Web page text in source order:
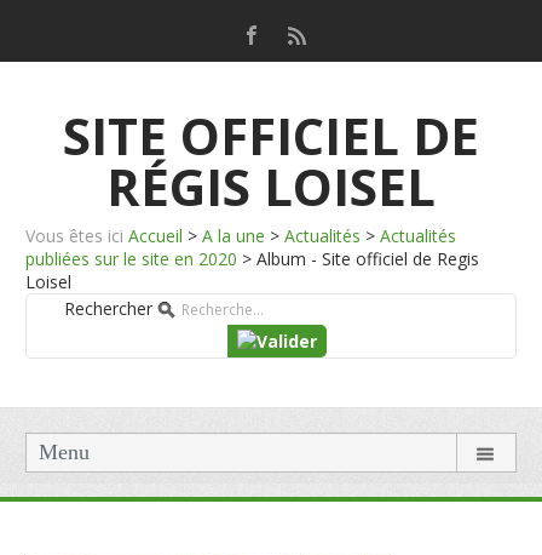
SITE OFFICIEL DE
RÉGIS LOISEL
Vous êtes ici Accueil > A la une > Actualités > Actualités
publiées sur le site en 2020 > Album - Site officiel de Regis
Loisel
Rechercher
Menu